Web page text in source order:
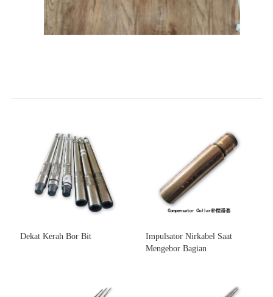
Dekat Kerah Bor Bit
Impulsator Nirkabel Saat
Mengebor Bagian